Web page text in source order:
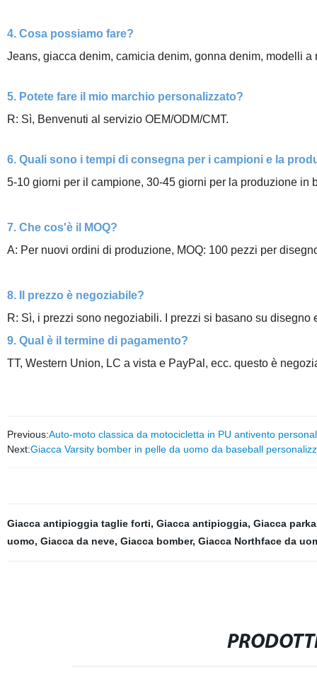
4. Cosa possiamo fare?
Jeans, giacca denim, camicia denim, gonna denim, modelli
5. Potete fare il mio marchio personalizzato?
R: Sì, Benvenuti al servizio OEM/ODM/CMT.
6. Quali sono i tempi di consegna per i campioni e la
5-10 giorni per il campione, 30-45 giorni per la produzione in
7. Che cos'è il MOQ?
A: Per nuovi ordini di produzione, MOQ: 100 pezzi per
8. Il prezzo è negoziabile?
R: Sì, i prezzi sono negoziabili. I prezzi si basano su disegno
9. Qual è il termine di pagamento?
TT, Western Union, LC a vista e PayPal, ecc. questo è
Previous:Auto-moto classica da motocicletta in PU antivento
Next:Giacca Varsity bomber in pelle da uomo da baseball
Giacca antipioggia taglie forti, Giacca antipioggia, Giacca
uomo, Giacca da neve, Giacca bomber, Giacca Northface da